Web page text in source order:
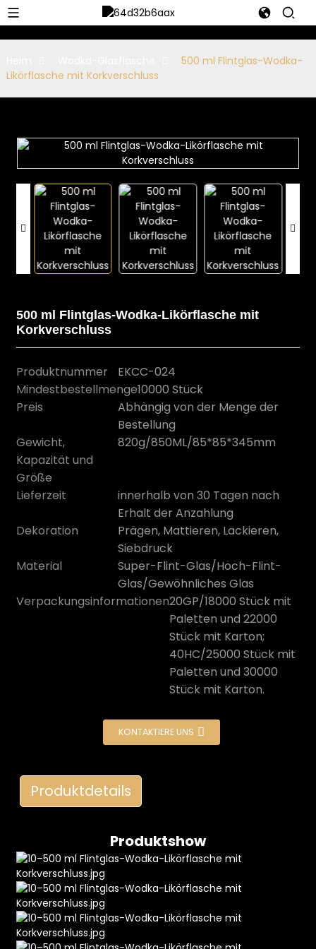
500 ml Flintglas-Wodka-
Likörflasche mit Korkverschluss
500 ml Flintglas-Wodka-Likörflasche mit
Korkverschluss
Produktnummer
EKCC-024
Mindestbestellmenge10000 Stück
Preis
Abhängig von der Menge der
Bestellung
Gewicht,
Kapazität und
Größe
820g/850ML/85*85*345mm
Lieferzeit
innerhalb von 30 Tagen nach
Erhalt der Anzahlung
Dekoration
Prägen, Mattieren, Lackieren,
Siebdruck
Material
Super-Flint-Glas/Hoch-Flint-
Glas/Gewöhnliches Glas
Verpackungsinformationen20GP/18000 Stück mit
Paletten und 22000
Stück mit Karton;
40HC/25000 Stück mit
Paletten und 30000
Stück mit Karton.
KONTAKTIERE UNS
Produktdetails
Produktshow